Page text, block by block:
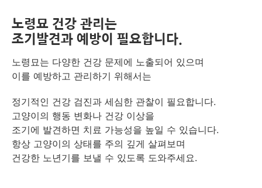
​노령묘 건강 관리는
조기발견과 예방이 필요합니다.
노령묘는 다양한 건강 문제에 노출되어 있으며
이를 예방하고 관리하기 위해서는
정기적인 건강 검진과 세심한 관찰이 필요합니다.
고양이의 행동 변화나 건강 이상을
조기에 발견하면 치료 가능성을 높일 수 있습니다.
항상 고양이의 상태를 주의 깊게 살펴보며
건강한 노년기를 보낼 수 있도록 도와주세요.